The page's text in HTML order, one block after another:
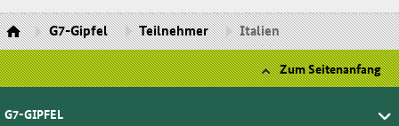
G7-Gipfel Teilnehmer Italien
Zum Seitenanfang
G7-GIPFEL